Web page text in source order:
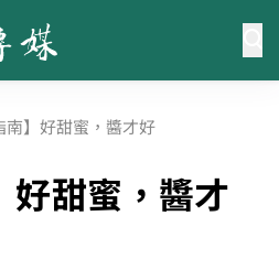
南】好甜蜜，醬才好
好甜蜜，醬才